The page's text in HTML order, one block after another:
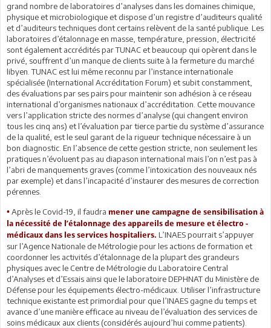
grand nombre de laboratoires d’analyses dans les domaines chimique,
physique et microbiologique et dispose d’un registre d’auditeurs qualité
et d’auditeurs techniques dont certains relèvent de la santé publique. Les
laboratoires d’étalonnage en masse, température, pression, électricité
sont également accrédités par TUNAC et beaucoup qui opèrent dans le
privé, souffrent d’un manque de clients suite à la fermeture du marché
libyen. TUNAC est lui même reconnu par l’instance internationale
spécialisée (International Accréditation Forum) et subit constamment,
des évaluations par ses pairs pour maintenir son adhésion à ce réseau
international d’organismes nationaux d’accréditation. Cette mouvance
vers l’application stricte des normes d’analyse (qui changent environ
tous les cinq ans) et l’évaluation par tierce partie du système d’assurance
de la qualité, est le seul garant de la rigueur technique nécessaire à un
bon diagnostic. En l’absence de cette gestion stricte, non seulement les
pratiques n’évoluent pas au diapason international mais l’on n’est pas à
l’abri de manquements graves (comme l’intoxication des nouveaux nés
par exemple) et dans l’incapacité d’instaurer des mesures de correction
pérennes.
• Après le Covid-19, il faudra mener une campagne de sensibilisation à
la nécessité de l’étalonnage des appareils de mesure et électro -
médicaux dans les services hospitaliers. L’INAES pourrait s’appuyer
sur l’Agence Nationale de Métrologie pour les actions de formation et
coordonner les activités d’étalonnage de la plupart des grandeurs
physiques avec le Centre de Métrologie du Laboratoire Central
d’Analyses et d’Essais ainsi que le laboratoire DEPHNAT du Ministère de
Défense pour les équipements électro-médicaux. Utiliser l’infrastructure
technique existante est primordial pour que l’INAES gagne du temps et
avance d’une manière efficace au niveau de l’évaluation des services de
soins médicaux aux clients (considérés aujourd’hui comme patients).